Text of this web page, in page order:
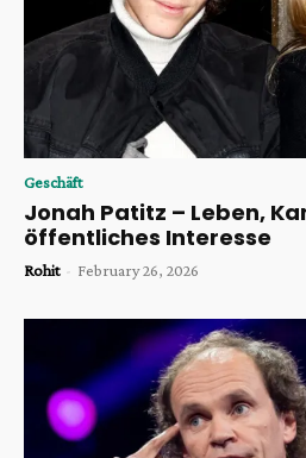
Geschäft
Jonah Patitz – Leben,
öffentliches Interesse
Rohit - February 26, 2026